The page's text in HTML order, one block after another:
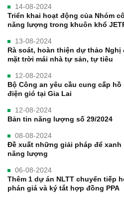
14-08-2024
Triển khai hoạt động của Nhóm
năng lượng trong khuôn khổ
13-08-2024
Rà soát, hoàn thiện dự thảo Nghị
mặt trời mái nhà tự sản, tự tiêu
12-08-2024
Bộ Công an yêu cầu cung cấp hồ
điện gió tại Gia Lai
12-08-2024
Bản tin năng lượng số 29/2024
08-08-2024
Đề xuất những giải pháp để xanh
năng lượng
06-08-2024
Thêm 1 dự án NLTT chuyển tiếp
phán giá và ký tắt hợp đồng PPA